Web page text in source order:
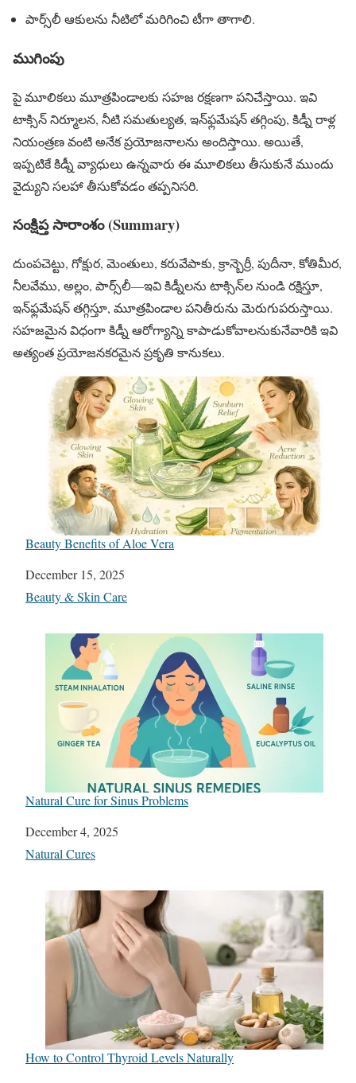
పార్స్‌లీ ఆకులను నీటిలో మరిగించి టీగా తాగాలి.
ముగింపు
పై మూలికలు మూత్రపిండాలకు సహజ రక్షణగా పనిచేస్తాయి. ఇవి
టాక్సిన్ నిర్మూలన, నీటి సమతుల్యత, ఇన్‌ఫ్లమేషన్ తగ్గింపు, కిడ్నీ రాళ్ల
నియంత్రణ వంటి అనేక ప్రయోజనాలను అందిస్తాయి. అయితే,
ఇప్పటికే కిడ్నీ వ్యాధులు ఉన్నవారు ఈ మూలికలు తీసుకునే ముందు
వైద్యుని సలహా తీసుకోవడం తప్పనిసరి.
సంక్షిప్త సారాంశం (Summary)
దుంపచెట్టు, గోక్షుర, మెంతులు, కరువేపాకు, క్రాన్బెర్రీ, పుదీనా, కోతిమీర,
నీలవేము, అల్లం, పార్స్‌లీ—ఇవి కిడ్నీలను టాక్సిన్‌ల నుండి రక్షిస్తూ,
ఇన్‌ఫ్లమేషన్ తగ్గిస్తూ, మూత్రపిండాల పనితీరును మెరుగుపరుస్తాయి.
సహజమైన విధంగా కిడ్నీ ఆరోగ్యాన్ని కాపాడుకోవాలనుకునేవారికి ఇవి
అత్యంత ప్రయోజనకరమైన ప్రకృతి కానుకలు.
Beauty Benefits of Aloe Vera
Date
December 15, 2025
In relation to
Beauty & Skin Care
Natural Cure for Sinus Problems
Date
December 4, 2025
In relation to
Natural Cures
How to Control Thyroid Levels Naturally